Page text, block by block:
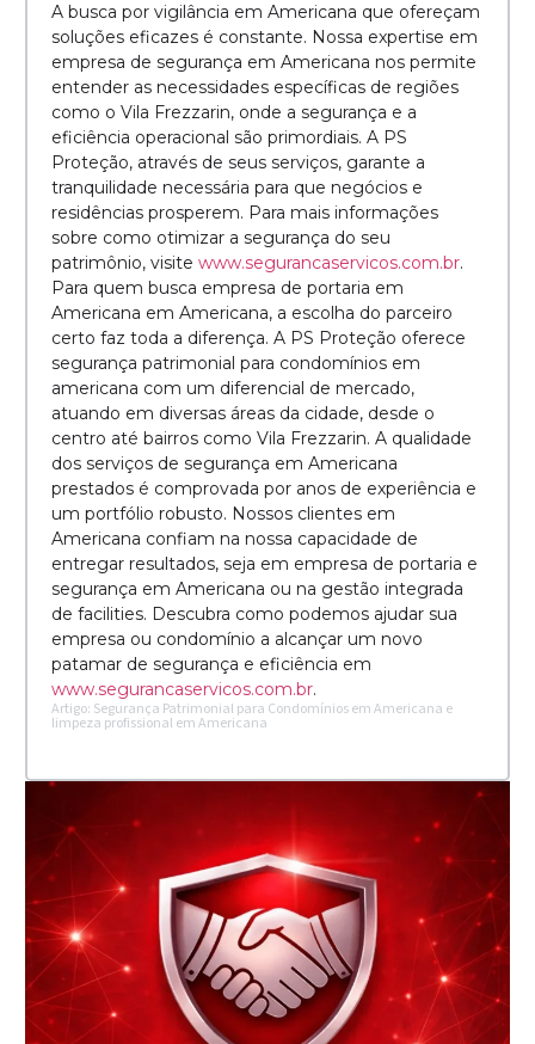
A busca por vigilância em Americana que ofereçam
soluções eficazes é constante. Nossa expertise em
empresa de segurança em Americana nos permite
entender as necessidades específicas de regiões
como o Vila Frezzarin, onde a segurança e a
eficiência operacional são primordiais. A PS
Proteção, através de seus serviços, garante a
tranquilidade necessária para que negócios e
residências prosperem. Para mais informações
sobre como otimizar a segurança do seu
patrimônio, visite www.segurancaservicos.com.br.
Para quem busca empresa de portaria em
Americana em Americana, a escolha do parceiro
certo faz toda a diferença. A PS Proteção oferece
segurança patrimonial para condomínios em
americana com um diferencial de mercado,
atuando em diversas áreas da cidade, desde o
centro até bairros como Vila Frezzarin. A qualidade
dos serviços de segurança em Americana
prestados é comprovada por anos de experiência e
um portfólio robusto. Nossos clientes em
Americana confiam na nossa capacidade de
entregar resultados, seja em empresa de portaria e
segurança em Americana ou na gestão integrada
de facilities. Descubra como podemos ajudar sua
empresa ou condomínio a alcançar um novo
patamar de segurança e eficiência em
www.segurancaservicos.com.br.
Artigo: Segurança Patrimonial para Condomínios em Americana e
limpeza profissional em Americana